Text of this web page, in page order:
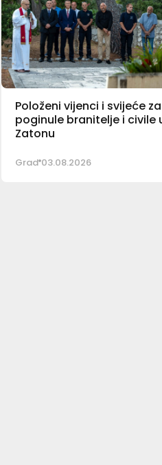
Položeni vijenci i svijeće za
poginule branitelje i civile
Zatonu
Grad 03.08.2026